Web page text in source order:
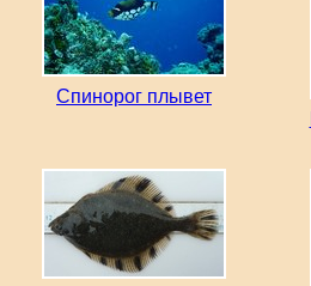
Спинорог плывет